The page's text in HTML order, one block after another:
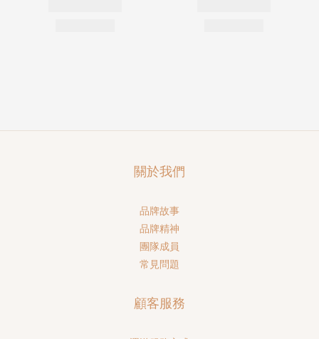
關於我們
品牌故事
品牌精神
團隊成員
常見問題
顧客服務